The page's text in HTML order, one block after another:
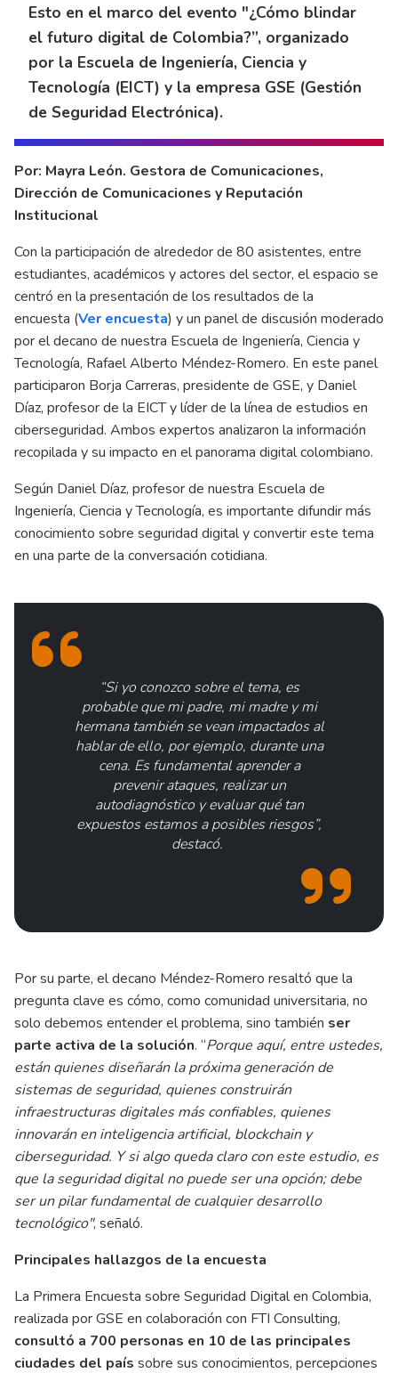
Esto en el marco del evento "¿Cómo blindar
el futuro digital de Colombia?”, organizado
por la Escuela de Ingeniería, Ciencia y
Tecnología (EICT) y la empresa GSE (Gestión
de Seguridad Electrónica).
Por: Mayra León. Gestora de Comunicaciones,
Dirección de Comunicaciones y Reputación
Institucional
Con la participación de alrededor de 80 asistentes, entre
estudiantes, académicos y actores del sector, el espacio se
centró en la presentación de los resultados de la
encuesta (Ver encuesta) y un panel de discusión moderado
por el decano de nuestra Escuela de Ingeniería, Ciencia y
Tecnología, Rafael Alberto Méndez-Romero. En este panel
participaron Borja Carreras, presidente de GSE, y Daniel
Díaz, profesor de la EICT y líder de la línea de estudios en
ciberseguridad. Ambos expertos analizaron la información
recopilada y su impacto en el panorama digital colombiano.
Según Daniel Díaz, profesor de nuestra Escuela de
Ingeniería, Ciencia y Tecnología, es importante difundir más
conocimiento sobre seguridad digital y convertir este tema
en una parte de la conversación cotidiana.
“Si yo conozco sobre el tema, es
probable que mi padre, mi madre y mi
hermana también se vean impactados al
hablar de ello, por ejemplo, durante una
cena. Es fundamental aprender a
prevenir ataques, realizar un
autodiagnóstico y evaluar qué tan
expuestos estamos a posibles riesgos”,
destacó.
Por su parte, el decano Méndez-Romero resaltó que la
pregunta clave es cómo, como comunidad universitaria, no
solo debemos entender el problema, sino también ser
parte activa de la solución. “Porque aquí, entre ustedes,
están quienes diseñarán la próxima generación de
sistemas de seguridad, quienes construirán
infraestructuras digitales más confiables, quienes
innovarán en inteligencia artificial, blockchain y
ciberseguridad. Y si algo queda claro con este estudio, es
que la seguridad digital no puede ser una opción; debe
ser un pilar fundamental de cualquier desarrollo
tecnológico", señaló.
Principales hallazgos de la encuesta
La Primera Encuesta sobre Seguridad Digital en Colombia,
realizada por GSE en colaboración con FTI Consulting,
consultó a 700 personas en 10 de las principales
ciudades del país sobre sus conocimientos, percepciones